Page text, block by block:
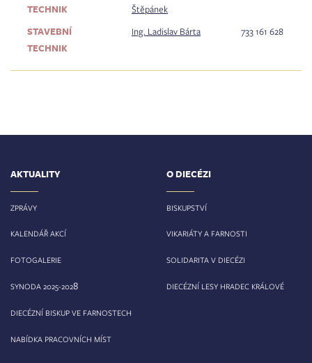
TECHNIK
Štěpánek
STAVEBNÍ
TECHNIK
Ing. Ladislav Bárta 733 161 628
AKTUALITY
ZPRÁVY
KALENDÁŘ AKCÍ
FOTOGALERIE
SYNODA 2025-2028
DIECÉZNÍ BISKUP VE FARNOSTECH
NABÍDKA PRACOVNÍCH MÍST
O DIECÉZI
BISKUPSTVÍ
VIKARIÁTY A FARNOSTI
SOLIDARITA V DIECÉZI
DIECÉZNÍ LESY HRADEC KRÁLOVÉ